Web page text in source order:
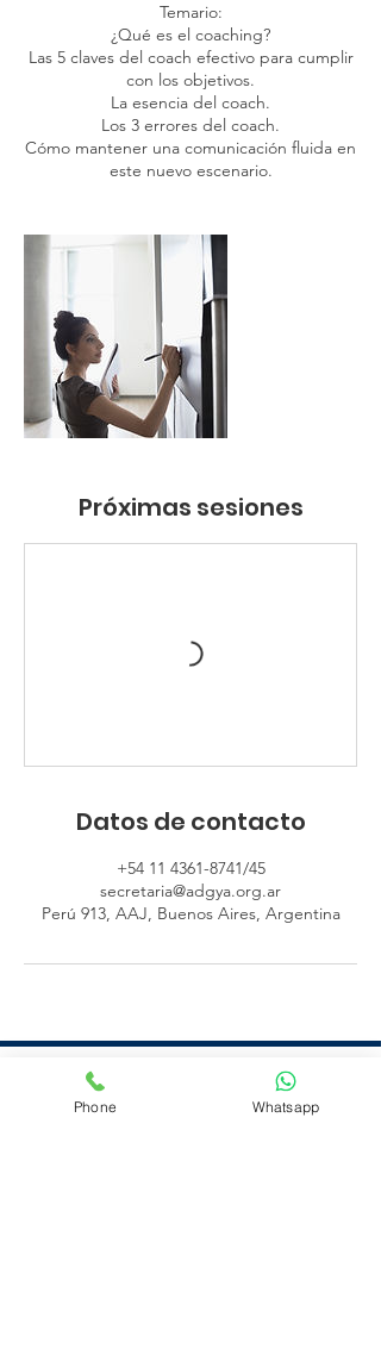
Temario:
¿Qué es el coaching?
Las 5 claves del coach efectivo para cumplir
con los objetivos.
La esencia del coach.
Los 3 errores del coach.
Cómo mantener una comunicación fluida en
este nuevo escenario.
Próximas sesiones
Datos de contacto
+54 11 4361-8741/45
secretaria@adgya.org.ar
Perú 913, AAJ, Buenos Aires, Argentina
secretaria@adgya.org.ar
Phone Whatsapp